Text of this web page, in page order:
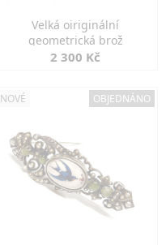
Velká oiriginální
geometrická brož
2 300 Kč
NOVÉ OBJEDNÁNO